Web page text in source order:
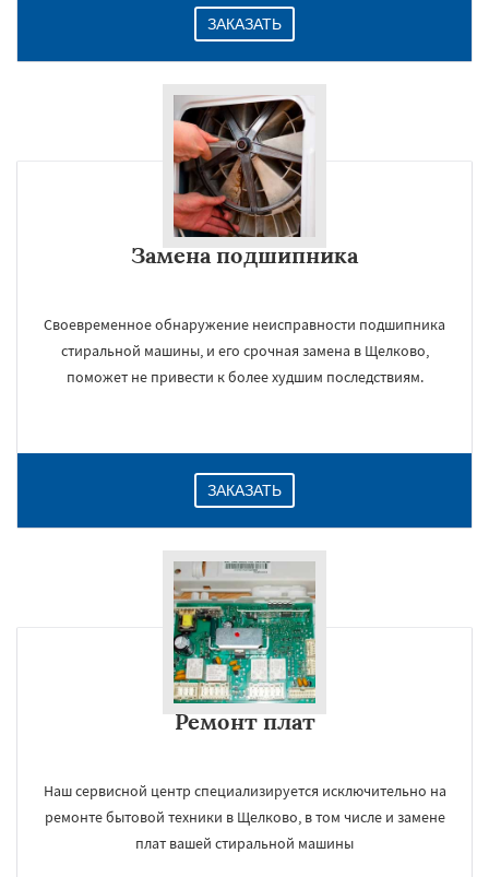
ЗАКАЗАТЬ
Замена подшипника
Своевременное обнаружение неисправности подшипника
стиральной машины, и его срочная замена в Щелково,
поможет не привести к более худшим последствиям.
ЗАКАЗАТЬ
Ремонт плат
Наш сервисной центр специализируется исключительно на
ремонте бытовой техники в Щелково, в том числе и замене
плат вашей стиральной машины